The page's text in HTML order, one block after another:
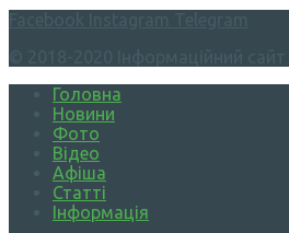
Головна
Новини
Фото
Відео
Афіша
Статті
Інформація